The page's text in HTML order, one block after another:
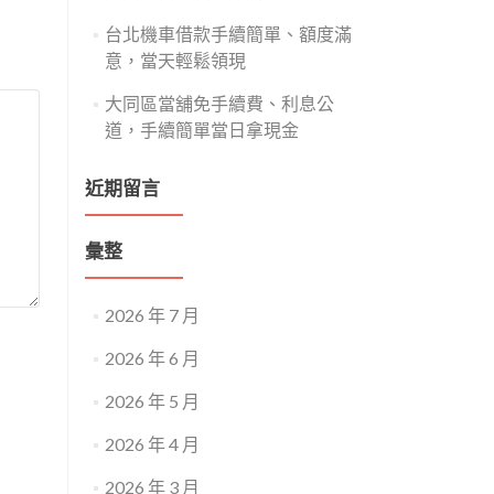
台北機車借款手續簡單、額度滿
意，當天輕鬆領現
大同區當舖免手續費、利息公
道，手續簡單當日拿現金
近期留言
彙整
2026 年 7 月
2026 年 6 月
2026 年 5 月
2026 年 4 月
2026 年 3 月